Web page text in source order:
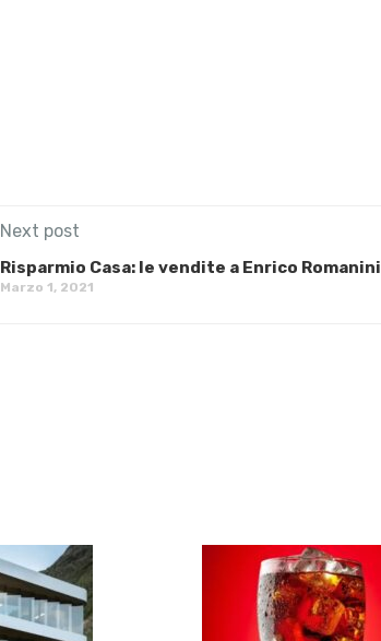
Next post
Risparmio Casa: le vendite a Enrico Romanini
Marzo 1, 2021